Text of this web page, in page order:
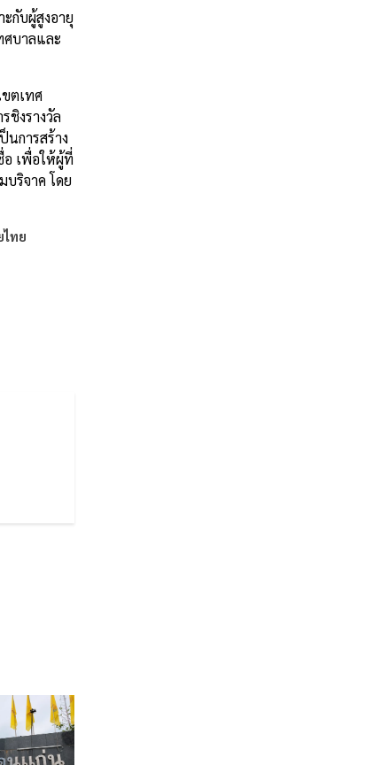
กับผู้สูงอายุ
บาลและ
ตเทศ
ชิงรางวัล
การสร้าง
อ เพื่อให้ผู้ที่
ริจาค โดย
ทย
)